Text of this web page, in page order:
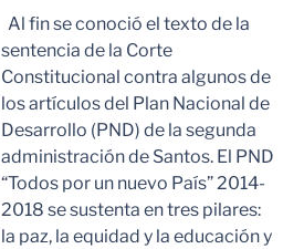
Al fin se conoció el texto de la
sentencia de la Corte
Constitucional contra algunos de
los artículos del Plan Nacional de
Desarrollo (PND) de la segunda
administración de Santos. El PND
“Todos por un nuevo País” 2014-
2018 se sustenta en tres pilares:
la paz, la equidad y la educación y